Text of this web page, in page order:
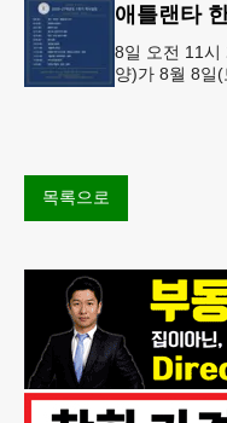
애틀랜타
8일 오전 11시
양)가 8월 8일(
목록으로